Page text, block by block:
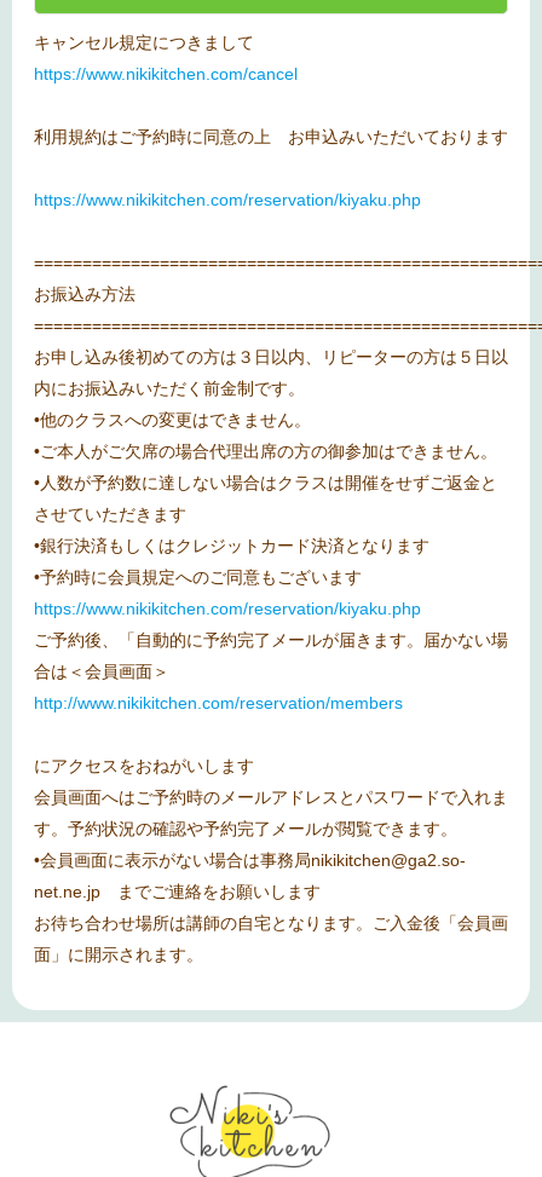
キャンセル規定につきまして
https://www.nikikitchen.com/cancel
利用規約はご予約時に同意の上 お申込みいただいております
https://www.nikikitchen.com/reservation/kiyaku.php
お振込み方法
お申し込み後初めての方は３日以内、リピーターの方は５日以
内にお振込みいただく前金制です。
•他のクラスへの変更はできません。
•ご本人がご欠席の場合代理出席の方の御参加はできません。
•人数が予約数に達しない場合はクラスは開催をせずご返金と
させていただきます
•銀行決済もしくはクレジットカード決済となります
•予約時に会員規定へのご同意もございます
https://www.nikikitchen.com/reservation/kiyaku.php
ご予約後、「自動的に予約完了メールが届きます。届かない場
合は＜会員画面＞
http://www.nikikitchen.com/reservation/members
にアクセスをおねがいします
会員画面へはご予約時のメールアドレスとパスワードで入れま
す。予約状況の確認や予約完了メールが閲覧できます。
•会員画面に表示がない場合は事務局nikikitchen@ga2.so-
net.ne.jp までご連絡をお願いします
お待ち合わせ場所は講師の自宅となります。ご入金後「会員画
面」に開示されます。